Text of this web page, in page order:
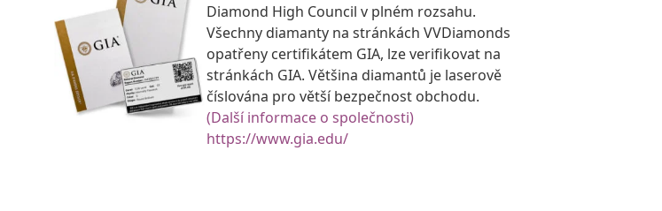
Diamond High Council v plném rozsahu.
Všechny diamanty na stránkách VVDiamonds
opatřeny certifikátem GIA, lze verifikovat na
stránkách GIA. Většina diamantů je laserově
číslována pro větší bezpečnost obchodu.
(Další informace o společnosti)
https://www.gia.edu/